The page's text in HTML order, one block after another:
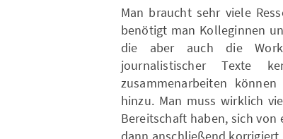
Man braucht sehr viele
benötigt man Kolleginnen
die aber auch die
journalistischer Texte
zusammenarbeiten
hinzu. Man muss wirklich
Bereitschaft haben, sich von